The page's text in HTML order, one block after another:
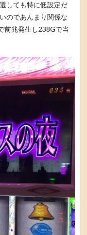
しても特に低設定だ
のであんまり関係な
前兆発生し238Gで当